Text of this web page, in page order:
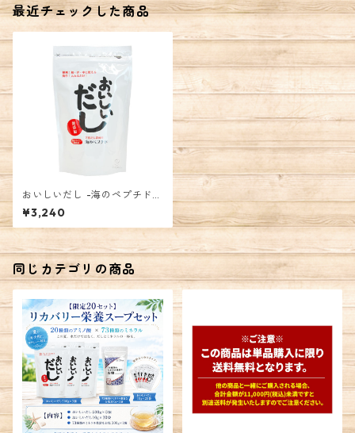
最近チェックした商品
おいしいだし -海のペプチド
徳用500g
¥3,240
同じカテゴリの商品